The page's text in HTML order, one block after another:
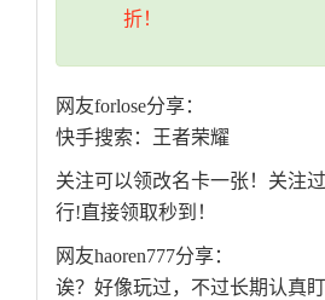
折！
网友forlose分享：
快手搜索：王者荣耀
关注可以领改名卡一张！关注
行!直接领取秒到！
网友haoren777分享：
诶？好像玩过，不过长期认真